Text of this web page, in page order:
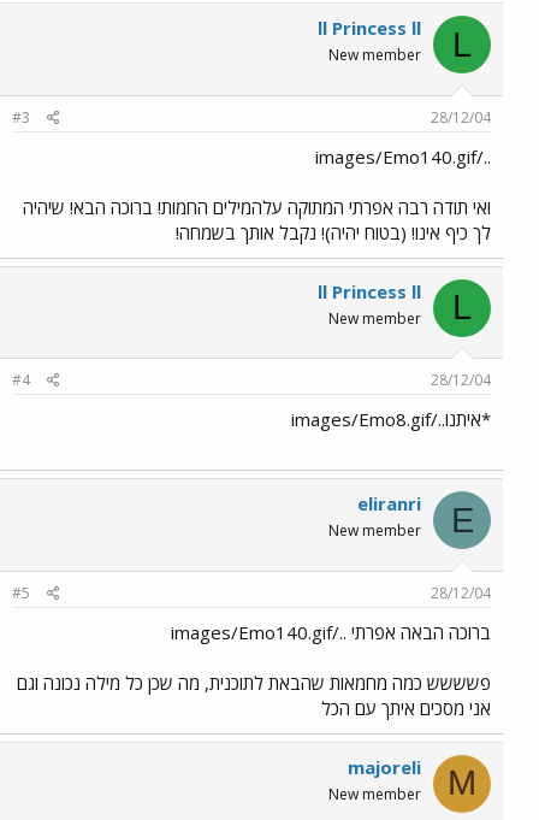
L
ll Princess ll
New member
28/12/04
#3
../images/Emo140.gif
ואי תודה רבה אפרתי המתוקה עלהמילים החמות! ברוכה הבא! שיהיה
לך כיף אינו! (בטוח יהיה)! נקבל אותך בשמחה!
L
ll Princess ll
New member
28/12/04
#4
*איתנו../images/Emo8.gif
E
eliranri
New member
28/12/04
#5
ברוכה הבאה אפרתי ../images/Emo140.gif
פשששש כמה מחמאות שהבאת לתוכנית, מה שכן כל מילה נכונה וגם
אני מסכים איתך עם הכל
M
majoreli
New member